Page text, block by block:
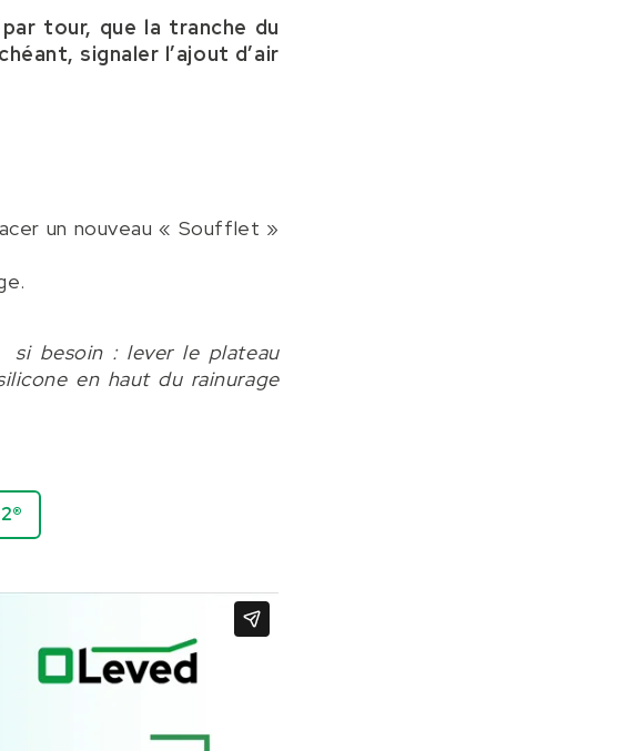
tour, que la tranche du
signaler l’ajout d’air
un nouveau « Soufflet »
si besoin : lever le plateau
en haut du rainurage